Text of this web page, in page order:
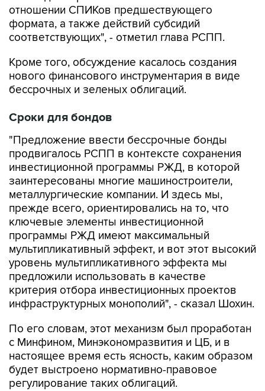
отношении СПИКов предшествующего
формата, а также действий субсидий
соответствующих", - отметил глава РСПП.
Кроме того, обсуждение касалось создания
нового финансового инструментария в виде
бессрочных и зеленых облигаций.
Сроки для бондов
"Предложение ввести бессрочные бонды
продвигалось РСПП в контексте сохранения
инвестиционной программы РЖД, в которой
заинтересованы многие машиностроители,
металлургические компании. И здесь мы,
прежде всего, ориентировались на то, что
ключевые элементы инвестиционной
программы РЖД имеют максимальный
мультипликативный эффект, и вот этот высокий
уровень мультипликативного эффекта мы
предложили использовать в качестве
критерия отбора инвестиционных проектов
инфраструктурных монополий", - сказал Шохин.
По его словам, этот механизм был проработан
с Минфином, Минэкономразвития и ЦБ, и в
настоящее время есть ясность, каким образом
будет выстроено нормативно-правовое
регулирование таких облигаций.